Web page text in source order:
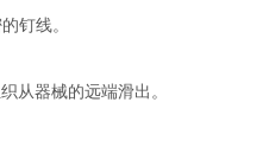
钉线。
从器械的远端滑出。